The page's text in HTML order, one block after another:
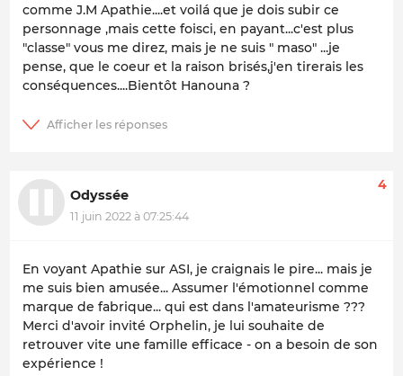
comme J.M Apathie....et voilá que je dois subir ce
personnage ,mais cette foisci, en payant...c'est plus
"classe" vous me direz, mais je ne suis " maso" ...je
pense, que le coeur et la raison brisés,j'en tirerais les
conséquences....Bientôt Hanouna ?
Odyssée
11 juin 2022 à 07:25:44
4
En voyant Apathie sur ASI, je craignais le pire... mais je
me suis bien amusée... Assumer l'émotionnel comme
marque de fabrique... qui est dans l'amateurisme ???
Merci d'avoir invité Orphelin, je lui souhaite de
retrouver vite une famille efficace - on a besoin de son
expérience !